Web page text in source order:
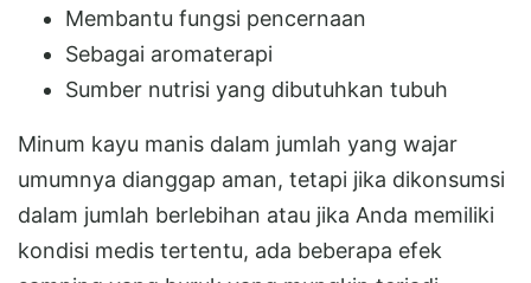
Membantu fungsi pencernaan
Sebagai aromaterapi
Sumber nutrisi yang dibutuhkan tubuh
Minum kayu manis dalam jumlah yang wajar
umumnya dianggap aman, tetapi jika dikonsumsi
dalam jumlah berlebihan atau jika Anda memiliki
kondisi medis tertentu, ada beberapa efek